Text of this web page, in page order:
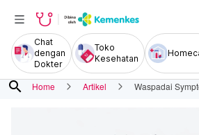
Chat
dengan
Dokter
Toko
Kesehatan
search Home Artikel Waspadai